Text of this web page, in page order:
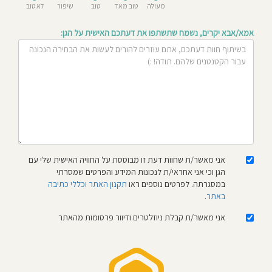
מעולה טוב מאד טוב
שיפור
לא טוב
אמא/אבא יקרים, נשמח שתשתפו את דעתכם האישית על הגן:
אני מאשר/ת שחוות דעת זו מבוססת על החוויה האישית שלי עם
הגן וכי אני אחראי/ת לנכונות המידע והפרטים שמסרתי
במסגרתה. לפרטים נוספים ראו תקנון האתר וכללי כתיבה
באתר.
אני מאשר/ת קבלת ניוזלטרים ודיוור פרסומות מהאתר